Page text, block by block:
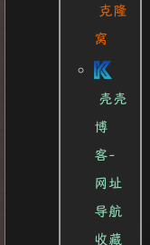
克隆
窝
壳壳
博
客-
网址
导航
收藏